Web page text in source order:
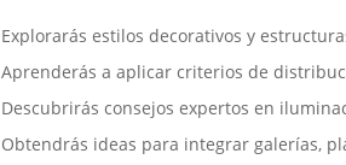
Explorarás estilos decorativos y
Aprenderás a aplicar criterios de
Descubrirás consejos expertos en
Obtendrás ideas para integrar galerías,